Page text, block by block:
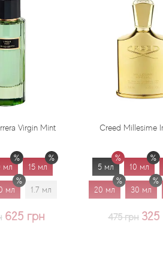
Creed Millesime Imperial
5 мл 10 мл
20 мл 30 мл
475 грн
5 мл
20 мл